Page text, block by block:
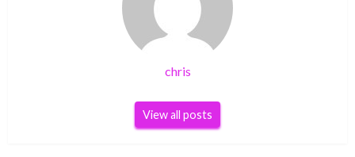
chris
View all posts